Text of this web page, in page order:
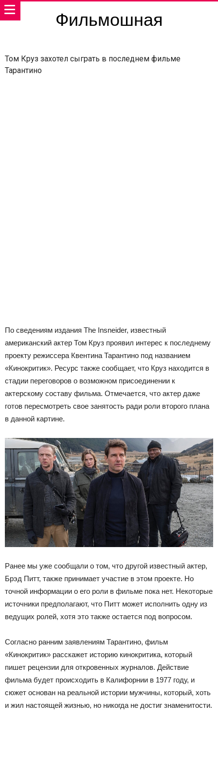
Фильмошная
Том Круз захотел сыграть в последнем фильме
Тарантино
По сведениям издания The Insneider, известный
американский актер Том Круз проявил интерес к последнему
проекту режиссера Квентина Тарантино под названием
«Кинокритик». Ресурс также сообщает, что Круз находится в
стадии переговоров о возможном присоединении к
актерскому составу фильма. Отмечается, что актер даже
готов пересмотреть свое занятость ради роли второго плана
в данной картине.
Ранее мы уже сообщали о том, что другой известный актер,
Брэд Питт, также принимает участие в этом проекте. Но
точной информации о его роли в фильме пока нет. Некоторые
источники предполагают, что Питт может исполнить одну из
ведущих ролей, хотя это также остается под вопросом.
Согласно ранним заявлениям Тарантино, фильм
«Кинокритик» расскажет историю кинокритика, который
пишет рецензии для откровенных журналов. Действие
фильма будет происходить в Калифорнии в 1977 году, и
сюжет основан на реальной истории мужчины, который, хоть
и жил настоящей жизнью, но никогда не достиг знаменитости.